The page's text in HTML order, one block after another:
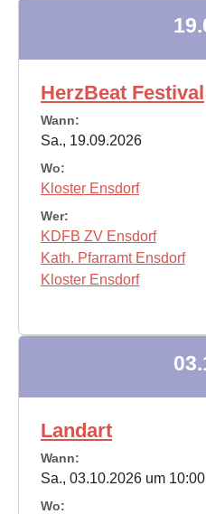
HerzBeat Festival
Wann:
Sa., 19.09.2026
Wo:
Kloster Ensdorf
Wer:
KDFB ZV Ensdorf
Kath. Pfarramt Ensdorf
Kloster Ensdorf
Landart
Wann:
Sa., 03.10.2026 um
Wo: